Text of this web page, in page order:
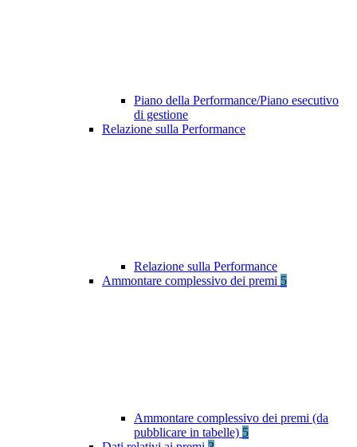
Piano della Performance/Piano esecutivo
di gestione
Relazione sulla Performance
Relazione sulla Performance
Ammontare complessivo dei premi 5
Ammontare complessivo dei premi (da
pubblicare in tabelle) 5